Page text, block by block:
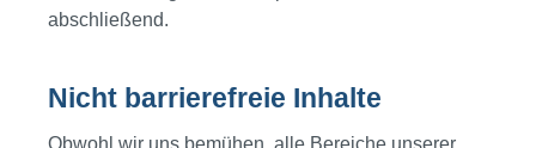
abschließend.
Nicht barrierefreie Inhalte
Obwohl wir uns bemühen, alle Bereiche unserer